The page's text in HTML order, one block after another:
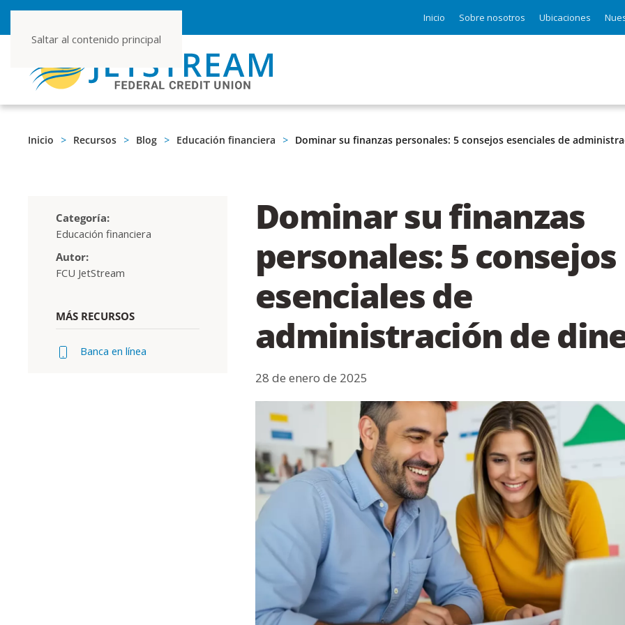
Saltar al contenido principal
Inicio Sobre nosotros Ubicaciones
Inicio Recursos Blog Educación financiera Dominar su finanzas personales: 5 consejos esenciales de
Dominar su finanzas
personales: 5 consejos
esenciales de
administración de
28 de enero de 2025
Categoría:
Educación financiera
Autor:
FCU JetStream
MÁS RECURSOS
Banca en línea